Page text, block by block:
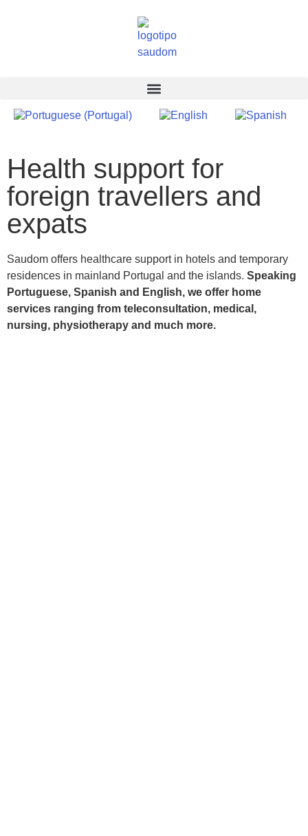
Health support for
foreign travellers and
expats
Saudom offers healthcare support in hotels and temporary
residences in mainland Portugal and the islands. Speaking
Portuguese, Spanish and English, we offer home
services ranging from teleconsultation, medical,
nursing, physiotherapy and much more.